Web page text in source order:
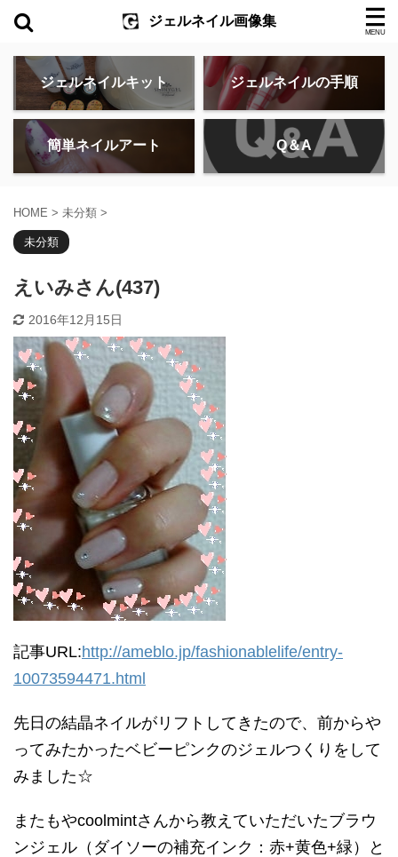
ジェルネイル画像集
ジェルネイルキット ジェルネイルの手順
簡単ネイルアート Q＆A
HOME > 未分類 >
未分類
えいみさん(437)
2016年12月15日
記事URL:http://ameblo.jp/fashionablelife/entry-
10073594471.html
先日の結晶ネイルがリフトしてきたので、前からや
ってみたかったベビーピンクのジェルつくりをして
みました☆
またもやcoolmintさんから教えていただいたブラウ
ンジェル（ダイソーの補充インク：赤+黄色+緑）と